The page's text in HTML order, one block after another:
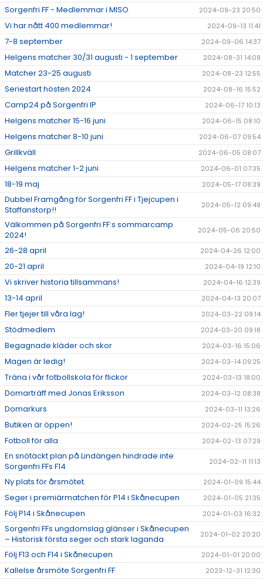
Sorgenfri FF - Medlemmar i MISO 2024-09-23 20:50
Vi har nått 400 medlemmar! 2024-09-13 11:41
7-8 september 2024-09-06 14:37
Helgens matcher 30/31 augusti - 1 september 2024-08-31 14:09
Matcher 23-25 augusti 2024-08-23 12:55
Seriestart hösten 2024 2024-08-16 15:52
Camp24 på Sorgenfri IP 2024-06-17 10:13
Helgens matcher 15-16 juni 2024-06-15 08:10
Helgens matcher 8-10 juni 2024-06-07 09:54
Grillkväll 2024-06-05 08:07
Helgens matcher 1-2 juni 2024-06-01 07:35
18-19 maj 2024-05-17 08:39
Dubbel Framgång för Sorgenfri FF i Tjejcupen i
Staffanstorp!!
2024-05-12 09:49
Välkommen på Sorgenfri FF:s sommarcamp
2024!
2024-05-06 20:50
26-28 april 2024-04-26 12:00
20-21 april 2024-04-19 12:10
Vi skriver historia tillsammans! 2024-04-16 12:39
13-14 april 2024-04-13 20:07
Fler tjejer till våra lag! 2024-03-22 09:14
Stödmedlem 2024-03-20 09:18
Begagnade kläder och skor 2024-03-16 15:06
Magen är ledig! 2024-03-14 09:25
Träna i vår fotbollskola för flickor 2024-03-13 18:00
Domarträff med Jonas Eriksson 2024-03-12 08:38
Domarkurs 2024-03-11 13:26
Butiken är öppen! 2024-02-25 15:26
Fotboll för alla 2024-02-13 07:29
En snötäckt plan på Lindängen hindrade inte
Sorgenfri FFs F14
2024-02-11 11:13
Ny plats för årsmötet. 2024-01-09 15:44
Seger i premiärmatchen för P14 i Skånecupen 2024-01-05 21:35
Följ P14 i Skånecupen 2024-01-03 16:32
Sorgenfri FFs ungdomslag glänser i Skånecupen
– Historisk första seger och stark laganda
2024-01-02 20:20
Följ F13 och F14 i Skånecupen 2024-01-01 20:00
Kallelse årsmöte Sorgenfri FF 2023-12-31 12:30